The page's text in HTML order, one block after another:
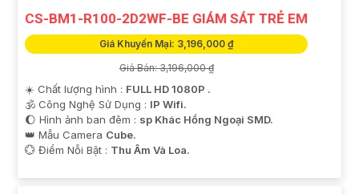
CS-BM1-R100-2D2WF-BE GIÁM SÁT TRẺ EM
Giá Khuyến Mại: 3,196,000 ₫
Giá Bán: 3,196,000 ₫
☀️ Chất lượng hình : FULL HD 1080P .
🕉️ Công Nghệ Sử Dụng : IP Wifi.
🌔 Hình ảnh ban đêm : sp Khác Hồng Ngoại SMD.
👑 Mẫu Camera Cube.
️💮 Điểm Nỗi Bật : Thu Âm Và Loa.